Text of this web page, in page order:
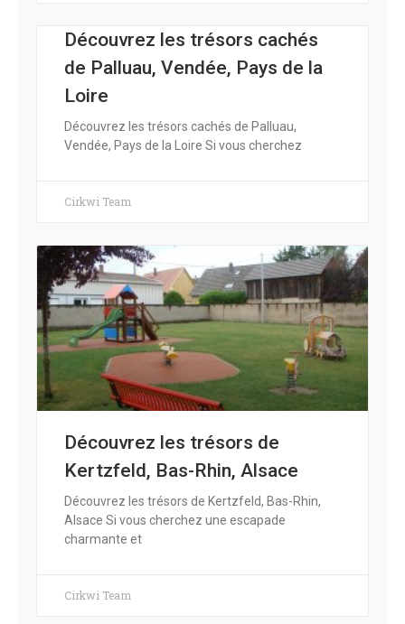
Découvrez les trésors cachés
de Palluau, Vendée, Pays de la
Loire
Découvrez les trésors cachés de Palluau,
Vendée, Pays de la Loire Si vous cherchez
Cirkwi Team
Découvrez les trésors de
Kertzfeld, Bas-Rhin, Alsace
Découvrez les trésors de Kertzfeld, Bas-Rhin,
Alsace Si vous cherchez une escapade
charmante et
Cirkwi Team